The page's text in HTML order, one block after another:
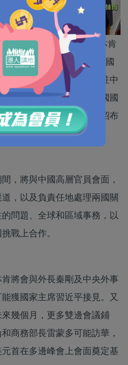
分左右，美國國務卿布林肯
，成為5年來首位訪華的國
洋洲司司長楊濤、美國駐中
。在布林肯抵埗前，美國國
換為中國街景，並有介紹布
，將與中國高層官員會面，
，以及負責任地處理兩國關
問題、全球和區域事務，以
戰上合作。
將會與外長秦剛及中央外事
獲國家主席習近平接見。又
幾個月，更多雙邊會議鋪
商務部長雷蒙多可能訪華，
首在多邊峰會上會面奠定基